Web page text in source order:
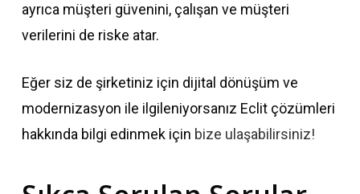
ayrıca müşteri güvenini, çalışan ve müşteri
verilerini de riske atar.
Eğer siz de şirketiniz için dijital dönüşüm ve
modernizasyon ile ilgileniyorsanız Eclit çözümleri
hakkında bilgi edinmek için bize ulaşabilirsiniz!